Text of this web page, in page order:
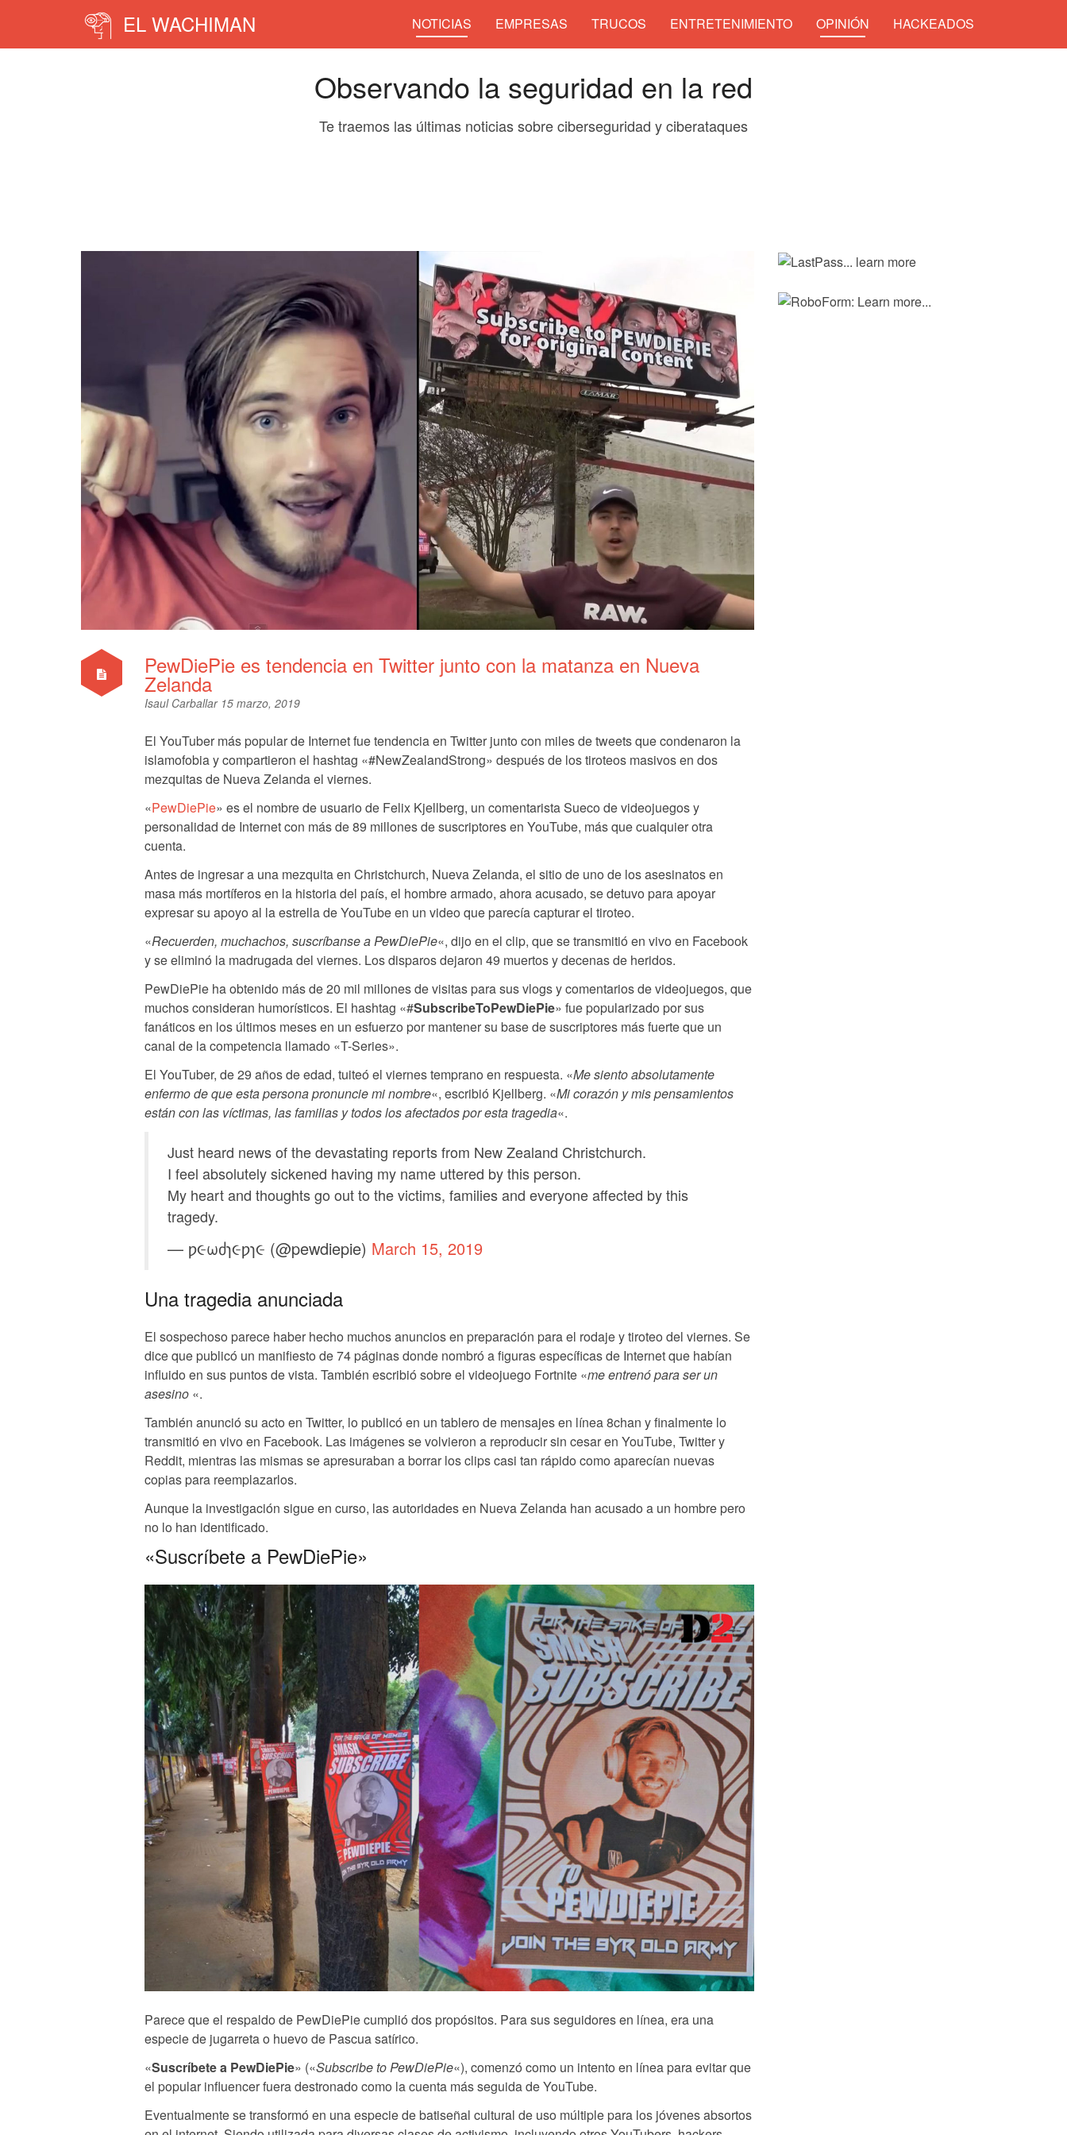
EL WACHIMAN NOTICIAS EMPRESAS TRUCOS ENTRETENIMIENTO OPINIÓN HACKEADOS
Observando la seguridad en la red
Te traemos las últimas noticias sobre ciberseguridad y ciberataques
PewDiePie es tendencia en Twitter junto con la matanza en Nueva
Zelanda
Isaul Carballar 15 marzo, 2019
El YouTuber más popular de Internet fue tendencia en Twitter junto con miles de tweets que condenaron la
islamofobia y compartieron el hashtag «#NewZealandStrong» después de los tiroteos masivos en dos
mezquitas de Nueva Zelanda el viernes.
«PewDiePie» es el nombre de usuario de Felix Kjellberg, un comentarista Sueco de videojuegos y
personalidad de Internet con más de 89 millones de suscriptores en YouTube, más que cualquier otra
cuenta.
Antes de ingresar a una mezquita en Christchurch, Nueva Zelanda, el sitio de uno de los asesinatos en
masa más mortíferos en la historia del país, el hombre armado, ahora acusado, se detuvo para apoyar
expresar su apoyo al la estrella de YouTube en un video que parecía capturar el tiroteo.
«Recuerden, muchachos, suscríbanse a PewDiePie«, dijo en el clip, que se transmitió en vivo en Facebook
y se eliminó la madrugada del viernes. Los disparos dejaron 49 muertos y decenas de heridos.
PewDiePie ha obtenido más de 20 mil millones de visitas para sus vlogs y comentarios de videojuegos, que
muchos consideran humorísticos. El hashtag «#SubscribeToPewDiePie» fue popularizado por sus
fanáticos en los últimos meses en un esfuerzo por mantener su base de suscriptores más fuerte que un
canal de la competencia llamado «T-Series».
El YouTuber, de 29 años de edad, tuiteó el viernes temprano en respuesta. «Me siento absolutamente
enfermo de que esta persona pronuncie mi nombre«, escribió Kjellberg. «Mi corazón y mis pensamientos
están con las víctimas, las familias y todos los afectados por esta tragedia«.
Just heard news of the devastating reports from New Zealand Christchurch.
I feel absolutely sickened having my name uttered by this person.
My heart and thoughts go out to the victims, families and everyone affected by this
tragedy.
— ƿ૯ωძɿ૯ƿɿ૯ (@pewdiepie) March 15, 2019
Una tragedia anunciada
El sospechoso parece haber hecho muchos anuncios en preparación para el rodaje y tiroteo del viernes. Se
dice que publicó un manifiesto de 74 páginas donde nombró a figuras específicas de Internet que habían
influido en sus puntos de vista. También escribió sobre el videojuego Fortnite «me entrenó para ser un
asesino «.
También anunció su acto en Twitter, lo publicó en un tablero de mensajes en línea 8chan y finalmente lo
transmitió en vivo en Facebook. Las imágenes se volvieron a reproducir sin cesar en YouTube, Twitter y
Reddit, mientras las mismas se apresuraban a borrar los clips casi tan rápido como aparecían nuevas
copias para reemplazarlos.
Aunque la investigación sigue en curso, las autoridades en Nueva Zelanda han acusado a un hombre pero
no lo han identificado.
«Suscríbete a PewDiePie»
Parece que el respaldo de PewDiePie cumplió dos propósitos. Para sus seguidores en línea, era una
especie de jugarreta o huevo de Pascua satírico.
«Suscríbete a PewDiePie» («Subscribe to PewDiePie«), comenzó como un intento en línea para evitar que
el popular influencer fuera destronado como la cuenta más seguida de YouTube.
Eventualmente se transformó en una especie de batiseñal cultural de uso múltiple para los jóvenes absortos